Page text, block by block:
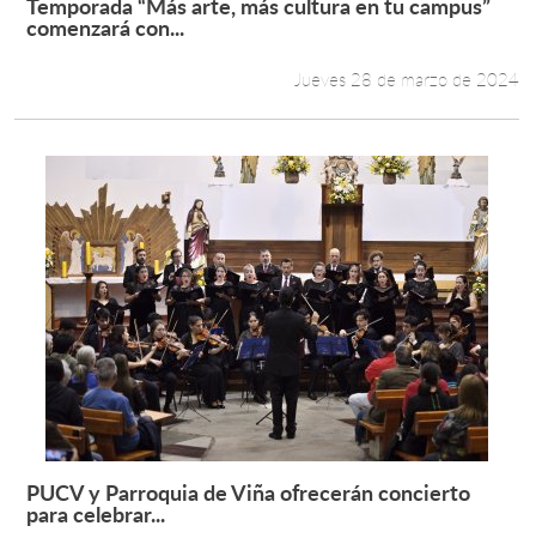
Leer más +
comenzará con...
Jueves 28 de marzo de 2024
Leer más +
PUCV y Parroquia de Viña ofrecerán concierto
para celebrar...